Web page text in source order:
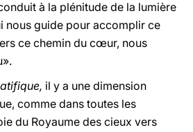
à la plénitude de la lumière
nous guide pour accomplir ce
ce chemin du cœur, nous
il y a une dimension
comme dans toutes les
du Royaume des cieux vers